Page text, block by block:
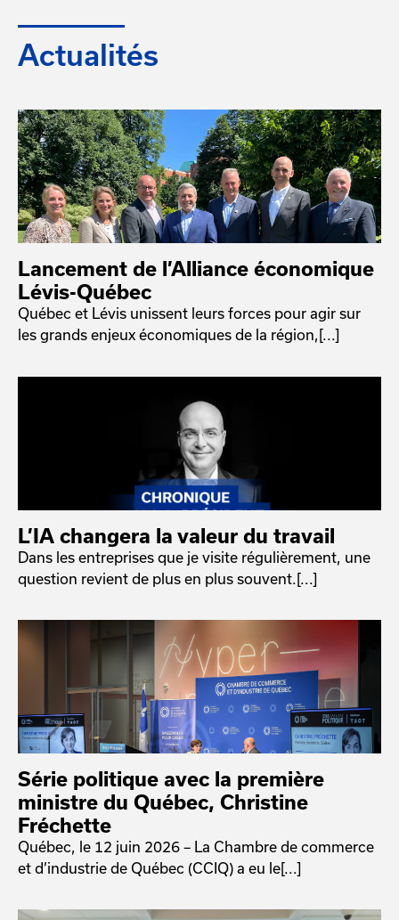
Actualités
Lancement de l’Alliance économique
Lévis-Québec
Québec et Lévis unissent leurs forces pour agir sur
les grands enjeux économiques de la région,[...]
L’IA changera la valeur du travail
Dans les entreprises que je visite régulièrement, une
question revient de plus en plus souvent.[...]
Série politique avec la première
ministre du Québec, Christine
Fréchette
Québec, le 12 juin 2026 – La Chambre de commerce
et d’industrie de Québec (CCIQ) a eu le[...]